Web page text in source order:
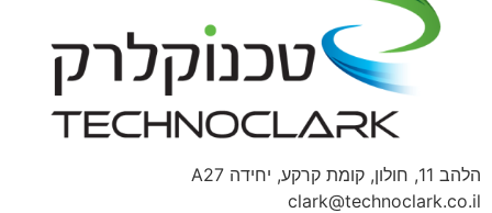
הלהב 11, חולון, קומת קרקע, יחידה A27
clark@technoclark.co.il